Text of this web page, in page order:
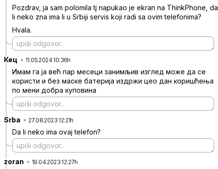
Pozdrav, ja sam polomila tj napukao je ekran na ThinkPhone, da
li neko zna ima li u Srbiji servis koji radi sa ovim telefonima?
Hvala.
Кец • 11.05.2024 10:36h
Имам га ја већ пар месеци занимљив изглед може да се
користи и без маске батерија издржи цео дан коришћења
по мени добра куповина
Srba • 27.08.2023 12:21h
Da li neko ima ovaj telefon?
zoran • 19.04.2023 12:27h